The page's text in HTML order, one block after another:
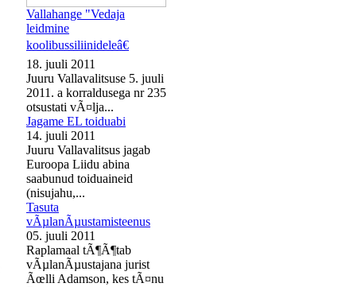
Vallahange "Vedaja
leidmine
koolibussiliinideleâ€
18. juuli 2011
Juuru Vallavalitsuse 5. juuli
2011. a korraldusega nr 235
otsustati vÃ¤lja...
Jagame EL toiduabi
14. juuli 2011
Juuru Vallavalitsus jagab
Euroopa Liidu abina
saabunud toiduaineid
(nisujahu,...
Tasuta
vÃµlanÃµustamisteenus
05. juuli 2011
Raplamaal tÃ¶Ã¶tab
vÃµlanÃµustajana jurist
Ãœlli Adamson, kes tÃ¤nu